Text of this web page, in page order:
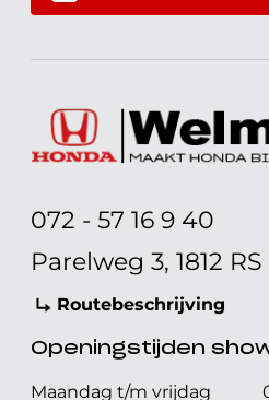
072 - 57 16 9 40
Parelweg 3, 1812
Routebeschrijving
Openingstijden
Maandag t/m vrijdag